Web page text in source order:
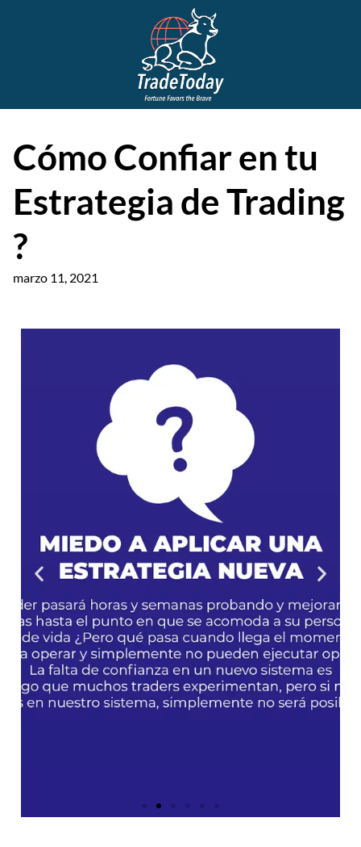
Cómo Confiar en tu
Estrategia de Trading
?
marzo 11, 2021